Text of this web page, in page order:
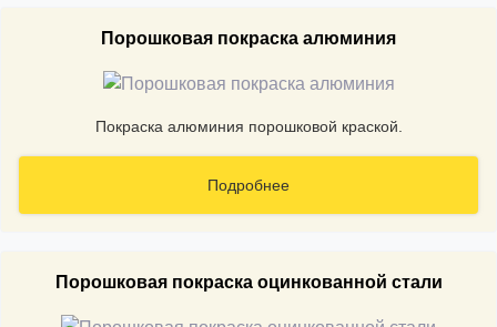
Порошковая покраска алюминия
Покраска алюминия порошковой краской.
Подробнее
Порошковая покраска оцинкованной стали